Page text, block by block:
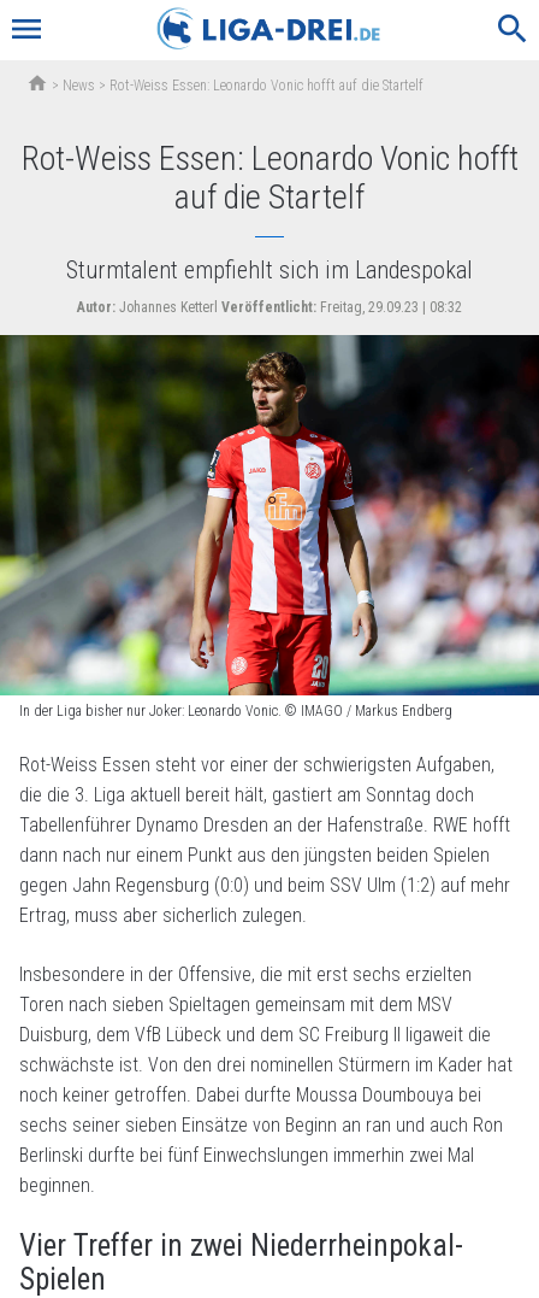
menu search
home > News > Rot-Weiss Essen: Leonardo Vonic hofft auf die Startelf
Rot-Weiss Essen: Leonardo Vonic hofft
auf die Startelf
Sturmtalent empfiehlt sich im Landespokal
Autor: Johannes Ketterl Veröffentlicht: Freitag, 29.09.23 | 08:32
In der Liga bisher nur Joker: Leonardo Vonic. © IMAGO / Markus Endberg
Rot-Weiss Essen steht vor einer der schwierigsten Aufgaben,
die die 3. Liga aktuell bereit hält, gastiert am Sonntag doch
Tabellenführer Dynamo Dresden an der Hafenstraße. RWE hofft
dann nach nur einem Punkt aus den jüngsten beiden Spielen
gegen Jahn Regensburg (0:0) und beim SSV Ulm (1:2) auf mehr
Ertrag, muss aber sicherlich zulegen.
Insbesondere in der Offensive, die mit erst sechs erzielten
Toren nach sieben Spieltagen gemeinsam mit dem MSV
Duisburg, dem VfB Lübeck und dem SC Freiburg II ligaweit die
schwächste ist. Von den drei nominellen Stürmern im Kader hat
noch keiner getroffen. Dabei durfte Moussa Doumbouya bei
sechs seiner sieben Einsätze von Beginn an ran und auch Ron
Berlinski durfte bei fünf Einwechslungen immerhin zwei Mal
beginnen.
Vier Treffer in zwei Niederrheinpokal-
Spielen